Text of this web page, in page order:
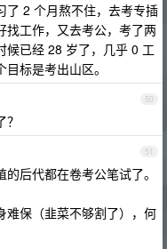
了 2 个月熬不住，去考专插
找工作，又去考公，考了两
候已经 28 岁了，几乎 0 工
标是考出山区。
50
51
后代都在卷考公笔试了。
难保（韭菜不够割了），何